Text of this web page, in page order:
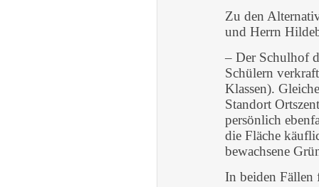
Zu den
und Herrn
– Der Schulhof
Schülern
Klassen).
Standort
persönlich
die Fläche
bewachsene
In beiden Fällen